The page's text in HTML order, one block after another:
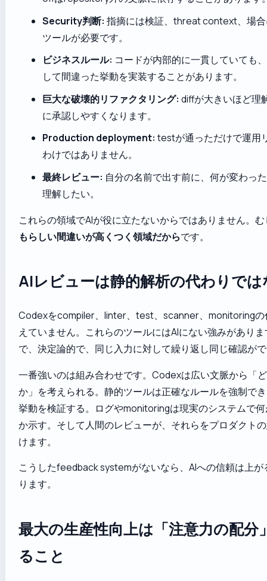
Security判断: 指摘には検証、threat context、場
ツールが必要です。
ビジネスルール: コードが内部的に一貫していても
して間違った挙動を実装することがあります。
巨大な破壊的リファクタリング: diffが大きいほど理
に承認しやすくなります。
Production deployment: testが通っただけで運用
わけではありません。
最終レビュー: 自分の名前で出す前に、何が変わっ
理解したい。
これらの領域でAIが役に立たないからではありません。
もらしい間違いが高くつく領域だからです。
AIレビューは静的解析の代わりで
Codexをcompiler、linter、test、scanner、monitoringの
えていません。これらのツールにはAIにない強みがあり
で、決定論的で、同じ入力に対して繰り返し同じ確認が
一番強いのは組み合わせです。Codexは広い文脈から「
か」を考えられる。静的ツールは正確なルールを強制で
挙動を検証する。ログやmonitoringは現実のシステムで
か示す。そして人間のレビューが、それらをプロダクト
けます。
こうしたfeedback systemがないなら、AIへの信頼は上
ります。
最大の生産性向上は「注意力の配分
ること